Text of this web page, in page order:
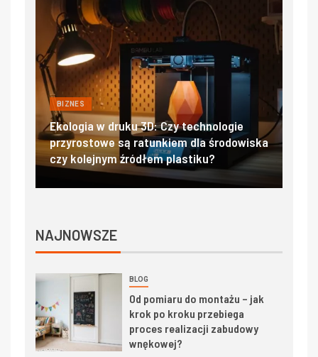
BIZNES
Filtry hepa i ulpa w laboratoriach oraz
salach operacyjnych – standardy
czystości powietrza
NAJNOWSZE
BLOG
Od pomiaru do montażu – jak
krok po kroku przebiega
proces realizacji zabudowy
wnękowej?